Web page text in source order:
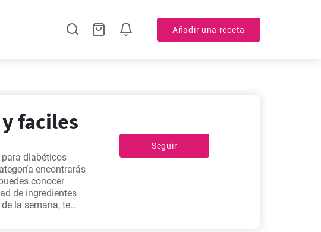
Añadir una receta
faciles
diabéticos
encontrarás
conocer
de ingredientes
la semana, te
Seguir